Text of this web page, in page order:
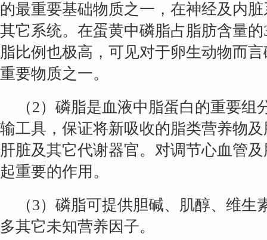
的最重要基础物质之一，在神经及内
其它系统。在蛋黄中磷脂占脂肪含量
脂比例也极高，可见对于卵生动物而
重要物质之一。
（2）磷脂是血液中脂蛋白的重要
输工具，保证将新吸收的脂类营养物
肝脏及其它代谢器官。对调节心血管
起重要的作用。
（3）磷脂可提供胆碱、肌醇、维
多其它未知营养因子。